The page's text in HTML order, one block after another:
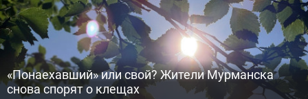
«Понаехавший» или свой? Жители Мурманска
снова спорят о клещах